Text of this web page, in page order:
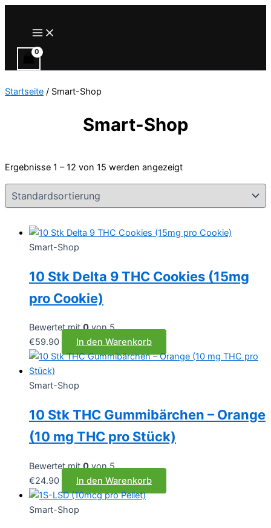
Main
Menu
Startseite / Smart-Shop
Smart-Shop
Ergebnisse 1 – 12 von 15 werden angezeigt
Smart-Shop
10 Stk Delta 9 THC Cookies (15mg
pro Cookie)
Bewertet mit0von 5
€59.90 In den Warenkorb
Smart-Shop
10 Stk THC Gummibärchen – Orange
(10 mg THC pro Stück)
Bewertet mit0von 5
€24.90 In den Warenkorb
Smart-Shop